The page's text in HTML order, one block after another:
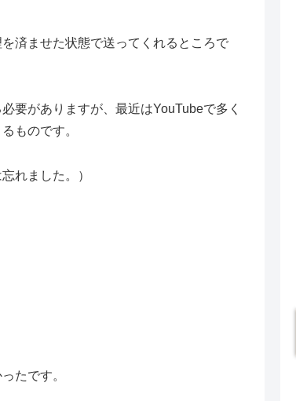
済ませた状態で送ってくれるところで
要がありますが、最近はYouTubeで多く
ものです。
れました。）
たです。